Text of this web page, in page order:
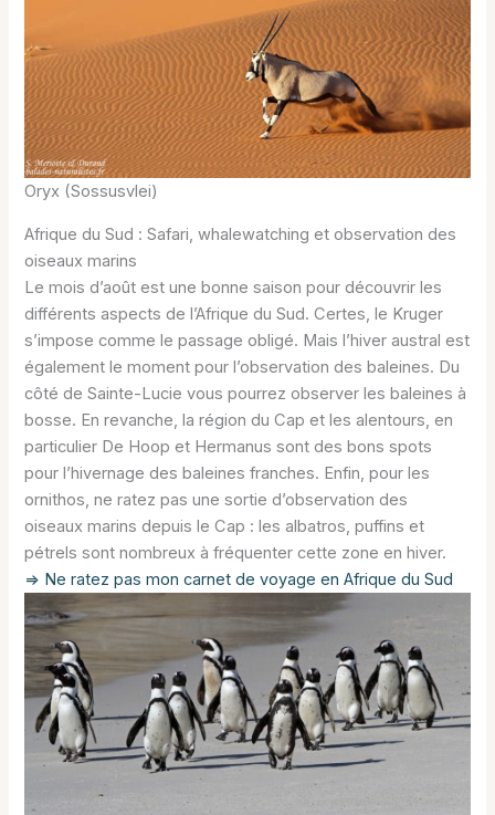
Oryx (Sossusvlei)
Afrique du Sud : Safari, whalewatching et observation des
oiseaux marins
Le mois d’août est une bonne saison pour découvrir les
différents aspects de l’Afrique du Sud. Certes, le Kruger
s’impose comme le passage obligé. Mais l’hiver austral est
également le moment pour l’observation des baleines. Du
côté de Sainte-Lucie vous pourrez observer les baleines à
bosse. En revanche, la région du Cap et les alentours, en
particulier De Hoop et Hermanus sont des bons spots
pour l’hivernage des baleines franches. Enfin, pour les
ornithos, ne ratez pas une sortie d’observation des
oiseaux marins depuis le Cap : les albatros, puffins et
pétrels sont nombreux à fréquenter cette zone en hiver.
=> Ne ratez pas mon carnet de voyage en Afrique du Sud